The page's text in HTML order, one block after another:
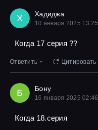
Х Хадиджа
10 января 2025 13:25
Когда 17 серия ??
Ответить Цитировать
Б Бону
16 января 2025 02:46
Когда 18.серия